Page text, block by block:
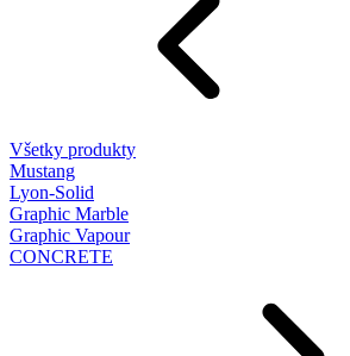
Všetky produkty
Mustang
Lyon-Solid
Graphic Marble
Graphic Vapour
CONCRETE